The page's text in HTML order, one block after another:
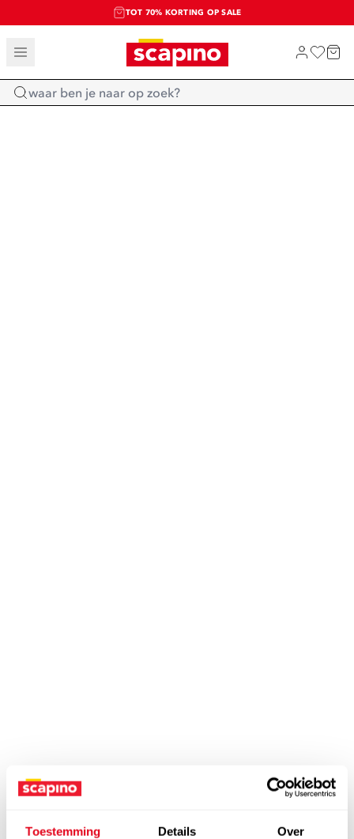
Toestemming Details Over
TOT 70% KORTING OP SALE
SALE: LAATSTE KANS!
SHOP NIEUW
Home